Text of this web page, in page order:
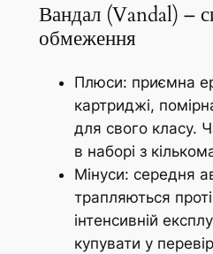
Вандал (Vandal) –
обмеження
Плюси: приємна
картриджі,
для свого класу.
в наборі з
Мінуси: середня
трапляються
інтенсивній
купувати у